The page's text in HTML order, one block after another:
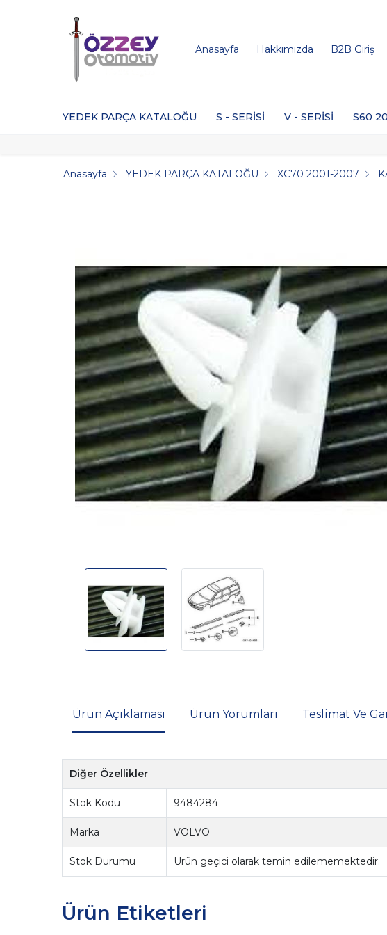
Anasayfa Hakkımızda B2B Giriş
YEDEK PARÇA KATALOĞU S - SERİSİ V - SERİSİ S60
Anasayfa YEDEK PARÇA KATALOĞU XC70 2001-2007
Ürün Açıklaması Ürün Yorumları Teslimat Ve
Diğer Özellikler
Stok Kodu 9484284
Marka VOLVO
Stok Durumu Ürün geçici olarak temin edilememektedir.
Ürün Etiketleri